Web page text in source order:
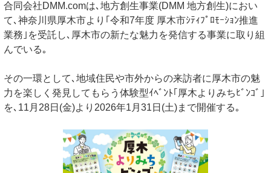
合同会社DMM.comは､地方創生事業(DMM 地方創生)におい
て､神奈川県厚木市より｢令和7年度 厚木市ｼﾃｨﾌﾟﾛﾓｰｼｮﾝ推進
業務｣を受託し､厚木市の新たな魅力を発信する事業に取り組
んでいる｡
その一環として､地域住民や市外からの来訪者に厚木市の魅
力を楽しく発見してもらう体験型ｲﾍﾞﾝﾄ｢厚木よりみちﾋﾞﾝｺﾞ｣
を､11月28日(金)より2026年1月31日(土)まで開催する｡